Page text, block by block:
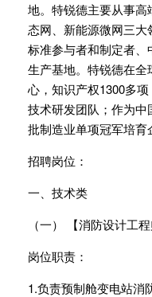
地。特锐德主要从事
态网、新能源微网三
标准参与者和制定者
生产基地。特锐德在全
心，知识产权1300多
技术研发团队；作为
批制造业单项冠军培育
招聘岗位：
一、技术类
（一） 【消防设计工
岗位职责：
1.负责预制舱变电站消